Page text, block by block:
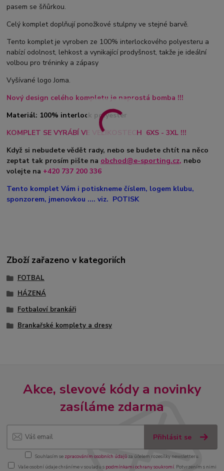
pasem se šňůrkou.
Celý komplet doplňují ponožkové stulpny ve stejné barvě.
Tento komplet je vyroben ze 100% interlockového polyesteru a
nabízí odolnost, lehkost a vynikající prodyšnost, takže je ideální
volbou pro tréninky a zápasy
Vyšívané logo Joma.
Nový design celého kompletu je naprostá bomba !!!
Materiál: 100% interlock polyester
KOMPLET SE VYRÁBÍ VE VELIKOSTECH 6XS - 3XL !!!
Když si nebudete vědět rady, nebo se budete chtít na něco
zeptat tak prosím pište na obchod@e-sporting.cz, nebo
volejte na +420 737 200 336
Tento komplet Vám i potiskneme číslem, logem klubu,
sponzorem, jmenovkou .... viz. POTISK
Zboží zařazeno v kategoriích
FOTBAL
HÁZENÁ
Fotbaloví brankáři
Brankařské komplety a dresy
Akce, slevové kódy a novinky
zasíláme zdarma
Přihlásit se
Souhlasím se zpracováním osobních údajůza účelem rozesílky newsletteru.
Vaše osobní údaje chráníme v souladu s podmínkami ochrany soukromí. Potvrzením s nimi